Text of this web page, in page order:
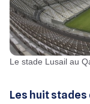
Le stade Lusail au
Les huit stades